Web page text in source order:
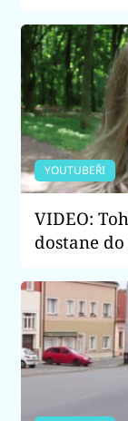
YOUTUBEŘI
VIDEO:
dostane do